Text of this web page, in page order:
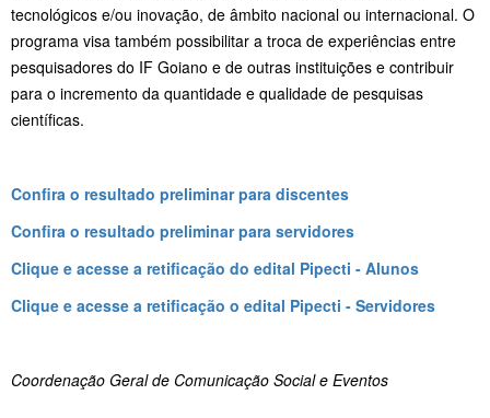
tecnológicos e/ou inovação, de âmbito nacional ou internacional. O
programa visa também possibilitar a troca de experiências entre
pesquisadores do IF Goiano e de outras instituições e contribuir
para o incremento da quantidade e qualidade de pesquisas
científicas.
Confira o resultado preliminar para discentes
Confira o resultado preliminar para servidores
Clique e acesse a retificação do edital Pipecti - Alunos
Clique e acesse a retificação o edital Pipecti - Servidores
Coordenação Geral de Comunicação Social e Eventos